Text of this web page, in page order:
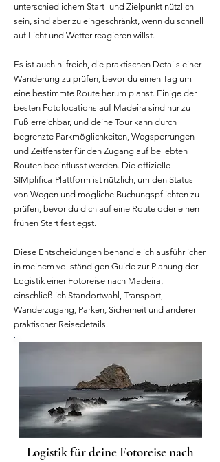
unterschiedlichem Start- und Zielpunkt nützlich
sein, sind aber zu eingeschränkt, wenn du schnell
auf Licht und Wetter reagieren willst.
Es ist auch hilfreich, die praktischen Details einer
Wanderung zu prüfen, bevor du einen Tag um
eine bestimmte Route herum planst. Einige der
besten Fotolocations auf Madeira sind nur zu
Fuß erreichbar, und deine Tour kann durch
begrenzte Parkmöglichkeiten, Wegsperrungen
und Zeitfenster für den Zugang auf beliebten
Routen beeinflusst werden. Die offizielle
SIMplifica-Plattform ist nützlich, um den Status
von Wegen und mögliche Buchungspflichten zu
prüfen, bevor du dich auf eine Route oder einen
frühen Start festlegst.
Diese Entscheidungen behandle ich ausführlicher
in meinem vollständigen Guide zur Planung der
Logistik einer Fotoreise nach Madeira,
einschließlich Standortwahl, Transport,
Wanderzugang, Parken, Sicherheit und anderer
praktischer Reisedetails.
Logistik für deine Fotoreise nach